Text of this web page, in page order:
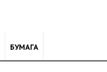
БУМАГА